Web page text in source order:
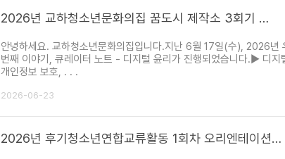
2026년 교하청소년문화의집 꿈도시 제작소 3회기 …
안녕하세요. 교하청소년문화의집입니다.지난 6월 17일(수), 2026년
번째 이야기, 큐레이터 노트 - 디지털 윤리가 진행되었습니다.▶ 디
개인정보 보호, . . .
2026-06-23
2026년 후기청소년연합교류활동 1회차 오리엔테이션…